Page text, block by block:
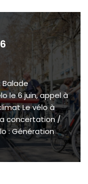
Balade
le 6 juin, appel à
Le vélo à
concertation /
: Génération